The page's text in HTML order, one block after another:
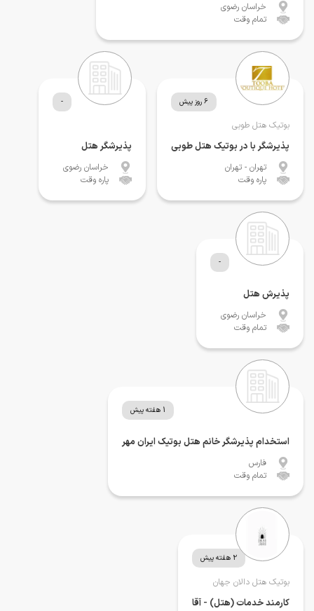
خراسان رضوی
تمام وقت
6 روز پیش
بوتیک هتل طوبی
پذیرشگر با در بوتیک هتل طوبی
تهران - تهران
پاره وقت
-
پذیرشگر هتل
خراسان رضوی
پاره وقت
-
پذیرش هتل
خراسان رضوی
تمام وقت
1 هفته پیش
استخدام پذیرشگر خانم هتل بوتیک ایران مهر
فارس
تمام وقت
2 هفته پیش
بوتیک هتل دالان جهان
کارمند خدمات (هتل) - آقا